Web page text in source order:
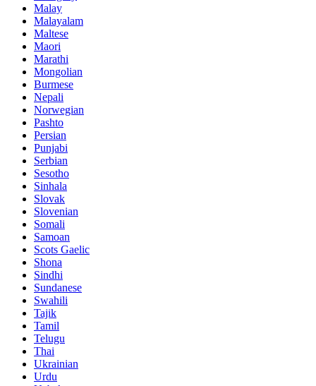
Malay
Malayalam
Maltese
Maori
Marathi
Mongolian
Burmese
Nepali
Norwegian
Pashto
Persian
Punjabi
Serbian
Sesotho
Sinhala
Slovak
Slovenian
Somali
Samoan
Scots Gaelic
Shona
Sindhi
Sundanese
Swahili
Tajik
Tamil
Telugu
Thai
Ukrainian
Urdu